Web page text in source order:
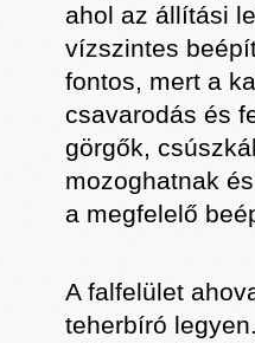
ahol az állítási
vízszintes
fontos, mert a
csavarodás és
görgők,
mozoghatnak
a megfelelő
A falfelület
teherbíró